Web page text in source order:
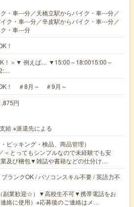
・車---分／天橋立駅からバイク・車---分／
ク・車---分／辛皮駅からバイク・車---分／
・車---分
！
！＞▼ 例えば… ▼15:00～18:0015:00～
！ ＃8月～ ＃9月～
円
給 ※派遣先による
ピッキング・検品、商品管理）
＜とってもシンプルなので未経験でも安
及び梱包▼雑誌や書籍などの仕分け…
ランクOK / パソコンスキル不要 / 英語力不
副業歓迎☆）▼高校生不可▼携帯電話をお
絡に使用）※応募後のご連絡はメ…